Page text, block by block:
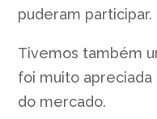
puderam participar.
Tivemos também
foi muito
do mercado.